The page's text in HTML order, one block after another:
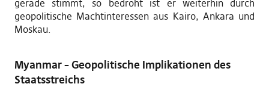
gerade stimmt, so bedroht ist er weiterhin durch
geopolitische Machtinteressen aus Kairo, Ankara und
Moskau.
Myanmar – Geopolitische Implikationen des
Staatsstreichs